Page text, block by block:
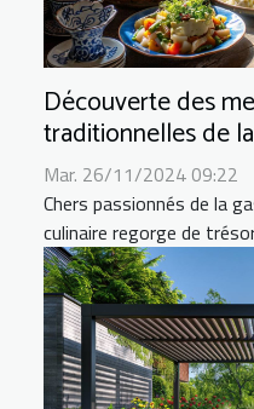
Découverte des
traditionnelles de
Mar. 26/11/2024 09:22
Chers passionnés de la
culinaire regorge de